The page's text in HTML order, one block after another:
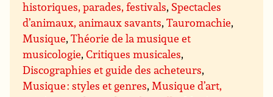
historiques, parades, festivals, Spectacles
d’animaux, animaux savants,Tauromachie,
Musique,Théorie de la musique et
musicologie,Critiques musicales,
Discographies et guide des acheteurs,
Musique : styles et genres,Musique d’art,